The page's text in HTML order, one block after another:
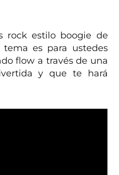
rock estilo boogie de
es para ustedes
flow a través de una
y que te hará